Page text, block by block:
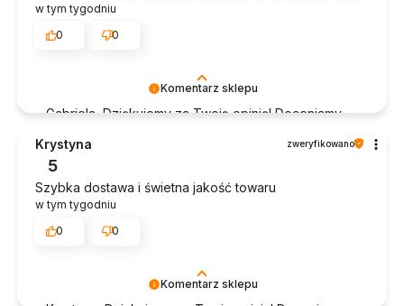
Komentarz sklepu
Gabriela, Dziękujemy za Twoją opinię! Doceniamy
doświadczeniem. Jesteśmy szczęśliwi, że mamy
takich klientów. Z pozdrowieniami, obsługa sklepu.
w tym tygodniu
0
0
Komentarz sklepu
Krystyna zweryfikowano
5
Szybka dostawa i świetna jakość towaru
w tym tygodniu
0
0